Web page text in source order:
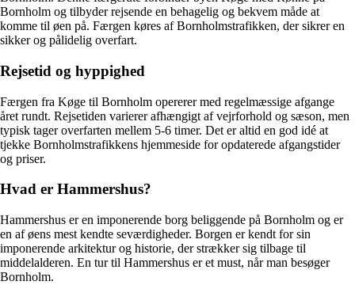
Bornholm og tilbyder rejsende en behagelig og bekvem måde at
komme til øen på. Færgen køres af Bornholmstrafikken, der sikrer en
sikker og pålidelig overfart.
Rejsetid og hyppighed
Færgen fra Køge til Bornholm opererer med regelmæssige afgange
året rundt. Rejsetiden varierer afhængigt af vejrforhold og sæson, men
typisk tager overfarten mellem 5-6 timer. Det er altid en god idé at
tjekke Bornholmstrafikkens hjemmeside for opdaterede afgangstider
og priser.
Hvad er Hammershus?
Hammershus er en imponerende borg beliggende på Bornholm og er
en af øens mest kendte seværdigheder. Borgen er kendt for sin
imponerende arkitektur og historie, der strækker sig tilbage til
middelalderen. En tur til Hammershus er et must, når man besøger
Bornholm.